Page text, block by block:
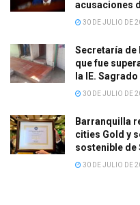
acusaciones
30 DE JULIO DE
Secretaría de
que fue
la IE.
30 DE JULIO DE
Barranquilla
cities Gold y
sostenible de
30 DE JULIO DE